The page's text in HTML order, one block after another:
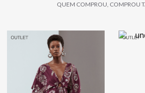
QUEM COMPROU, COMPROU